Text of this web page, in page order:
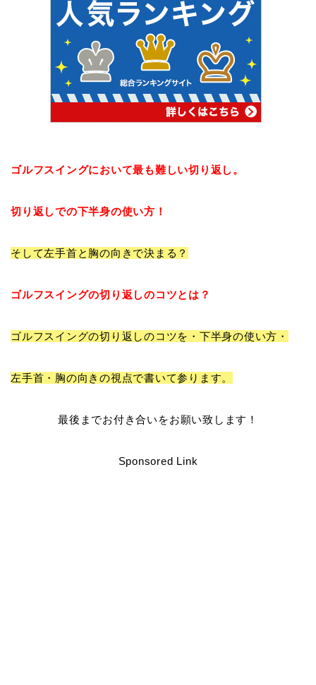
ゴルフスイングにおいて最も難しい切り返し。
切り返しでの下半身の使い方！
そして左手首と胸の向きで決まる ？
ゴルフスイングの切り返しのコツとは？
ゴルフスイングの切り返しのコツを・下半身の使い方・
左手首・胸の向きの視点で書いて参ります。
最後までお付き合いをお願い致します！
Sponsored Link